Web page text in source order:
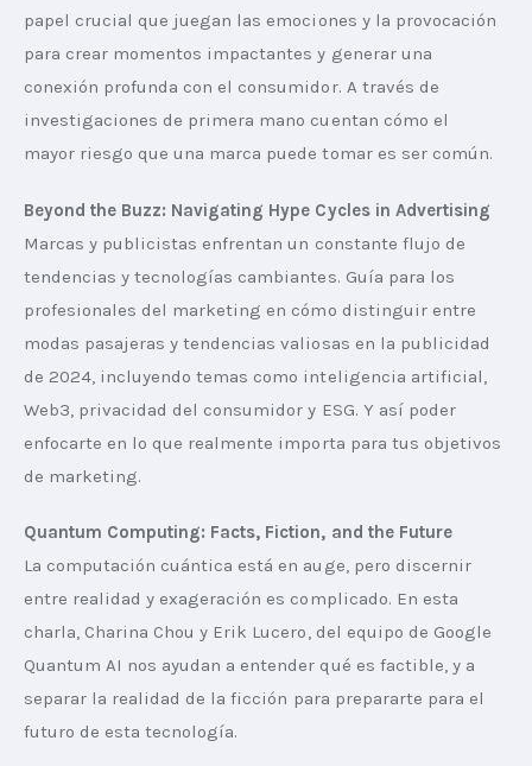
papel crucial que juegan las emociones y la provocación
para crear momentos impactantes y generar una
conexión profunda con el consumidor. A través de
investigaciones de primera mano cuentan cómo el
mayor riesgo que una marca puede tomar es ser común.
Beyond the Buzz: Navigating Hype Cycles in Advertising
Marcas y publicistas enfrentan un constante flujo de
tendencias y tecnologías cambiantes. Guía para los
profesionales del marketing en cómo distinguir entre
modas pasajeras y tendencias valiosas en la publicidad
de 2024, incluyendo temas como inteligencia artificial,
Web3, privacidad del consumidor y ESG. Y así poder
enfocarte en lo que realmente importa para tus objetivos
de marketing.
Quantum Computing: Facts, Fiction, and the Future
La computación cuántica está en auge, pero discernir
entre realidad y exageración es complicado. En esta
charla, Charina Chou y Erik Lucero, del equipo de Google
Quantum AI nos ayudan a entender qué es factible, y a
separar la realidad de la ficción para prepararte para el
futuro de esta tecnología.